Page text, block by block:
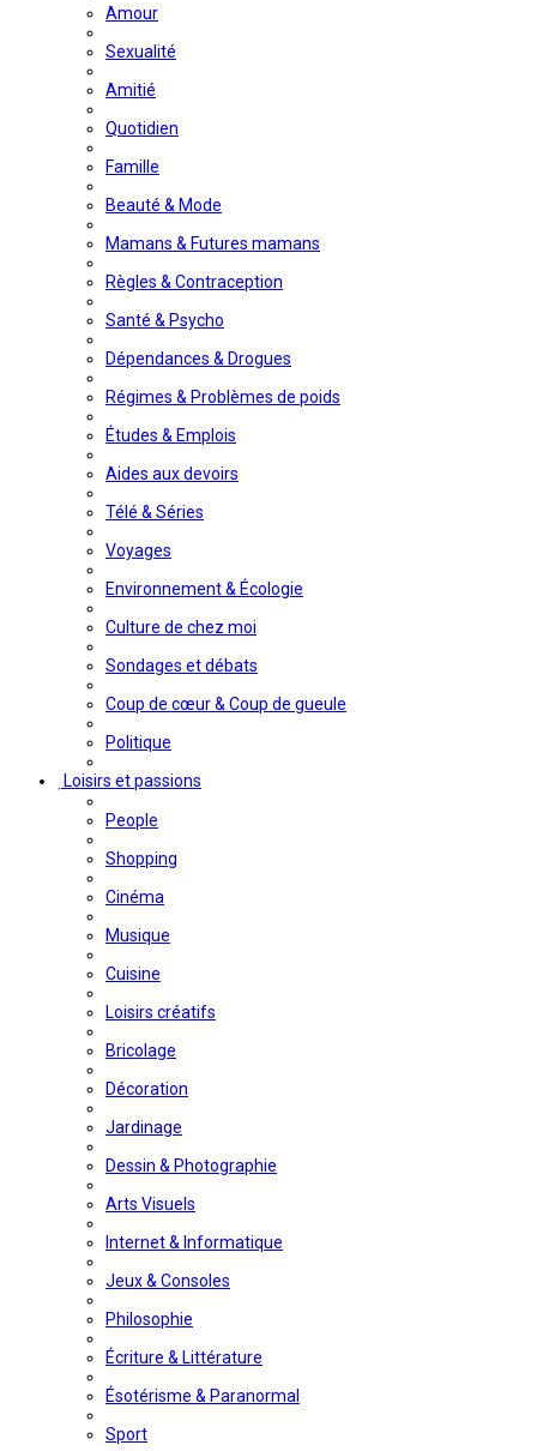
Amour
Sexualité
Amitié
Quotidien
Famille
Beauté & Mode
Mamans & Futures mamans
Règles & Contraception
Santé & Psycho
Dépendances & Drogues
Régimes & Problèmes de poids
Études & Emplois
Aides aux devoirs
Télé & Séries
Voyages
Environnement & Écologie
Culture de chez moi
Sondages et débats
Coup de cœur & Coup de gueule
Politique
Loisirs et passions
People
Shopping
Cinéma
Musique
Cuisine
Loisirs créatifs
Bricolage
Décoration
Jardinage
Dessin & Photographie
Arts Visuels
Internet & Informatique
Jeux & Consoles
Philosophie
Écriture & Littérature
Ésotérisme & Paranormal
Sport